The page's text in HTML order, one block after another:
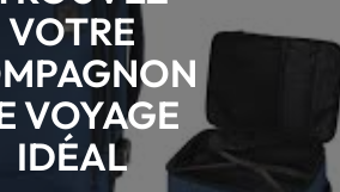
VOTRE
VOYAGE
IDÉAL